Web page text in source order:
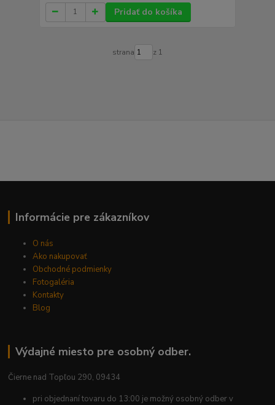
Pridať do košíka
strana z 1
Informácie pre zákazníkov
O nás
Ako nakupovať
Obchodné podmienky
Fotogaléria
Kontakty
Blog
Výdajné miesto pre osobný odber.
Čierne nad Topľou 290, 09434
pri objednaní tovaru do 13:00 je možný osobný odber v